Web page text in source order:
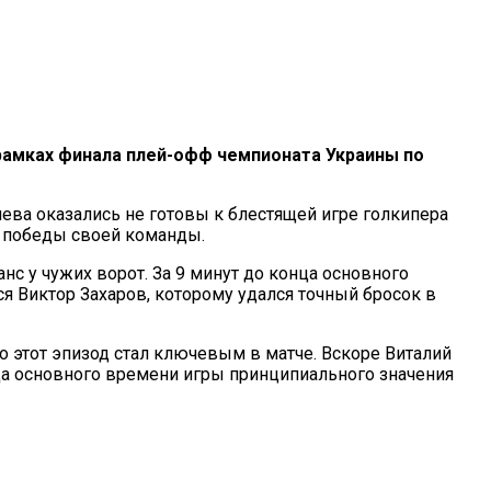
финала плей-офф чемпионата Украины по
оказались не готовы к блестящей игре голкипера
победы своей команды.
у чужих ворот. За 9 минут до конца основного
Захаров, которому удался точный бросок в
эпизод стал ключевым в матче. Вскоре Виталий
основного времени игры принципиального значения